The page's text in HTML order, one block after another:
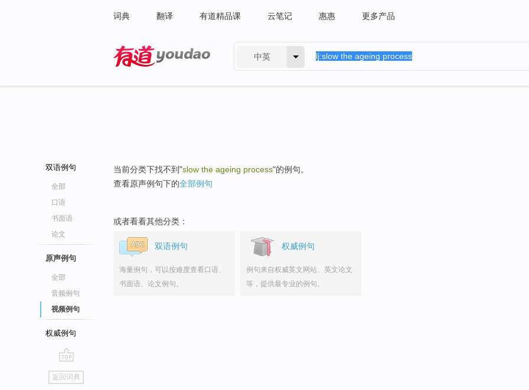
词典 翻译 有道精品课 云笔记 惠惠 更多产品
中英
双语例句
全部
口语
书面语
论文
原声例句
全部
音频例句
视频例句
权威例句
go
top
返回词典
当前分类下找不到"slow the ageing process"的例句。
查看原声例句下的全部例句
或者看看其他分类：
双语例句
海量例句，可以按难度查看口语、
书面语、论文例句。
权威例句
例句来自权威英文网站、英文论文
等，提供最专业的例句。